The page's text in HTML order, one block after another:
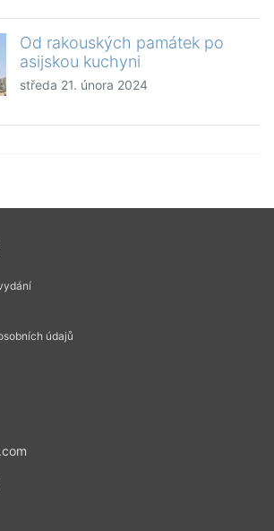
Od rakouských památek po
asijskou kuchyni
středa 21. února 2024
údajů